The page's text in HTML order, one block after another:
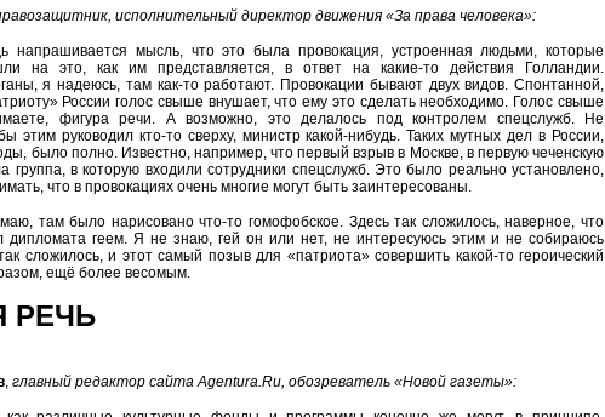
исполнительный директор движения «За права человека»:
напрашивается мысль, что это была провокация, устроенная людьми, которые
на это, как им представляется, в ответ на какие-то действия Голландии.
я надеюсь, там как-то работают. Провокации бывают двух видов. Спонтанной,
России голос свыше внушает, что ему это сделать необходимо. Голос свыше
фигура речи. А возможно, это делалось под контролем спецслужб. Не
этим руководил кто-то сверху, министр какой-нибудь. Таких мутных дел в России,
было полно. Известно, например, что первый взрыв в Москве, в первую чеченскую
группа, в которую входили сотрудники спецслужб. Это было реально установлено,
что в провокациях очень многие могут быть заинтересованы.
там было нарисовано что-то гомофобское. Здесь так сложилось, наверное, что
дипломата геем. Я не знаю, гей он или нет, не интересуюсь этим и не собираюсь
сложилось, и этот самый позыв для «патриота» совершить какой-то героический
ещё более весомым.
РЕЧЬ
, главный редактор сайтаAgentura.Ru, обозреватель «Новой газеты»: